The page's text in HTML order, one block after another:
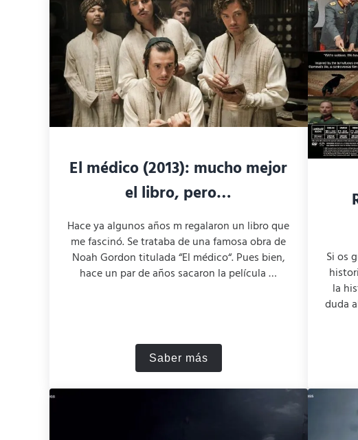
El médico (2013): mucho mejor
el libro, pero…
Hace ya algunos años m regalaron un libro que
me fascinó. Se trataba de una famosa obra de
Noah Gordon titulada “El médico“. Pues bien,
hace un par de años sacaron la película …
Saber másEl médico (2013): mucho
Si os
la
duda